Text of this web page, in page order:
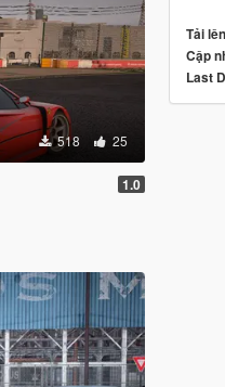
518 25
1.0
Tải
Cập
Last